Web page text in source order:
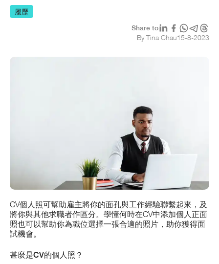
履歷
Share to
By Tina Chau15-8-2023
CV個人照可幫助雇主將你的面孔與工作經驗聯繫起來，及
將你與其他求職者作區分。學懂何時在CV中添加個人正面
照也可以幫助你為職位選擇一張合適的照片，助你獲得面
試機會。
甚麼是CV的個人照？